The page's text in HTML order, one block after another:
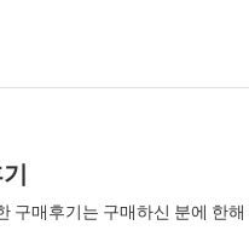
구매후기는 구매하신 분에 한해